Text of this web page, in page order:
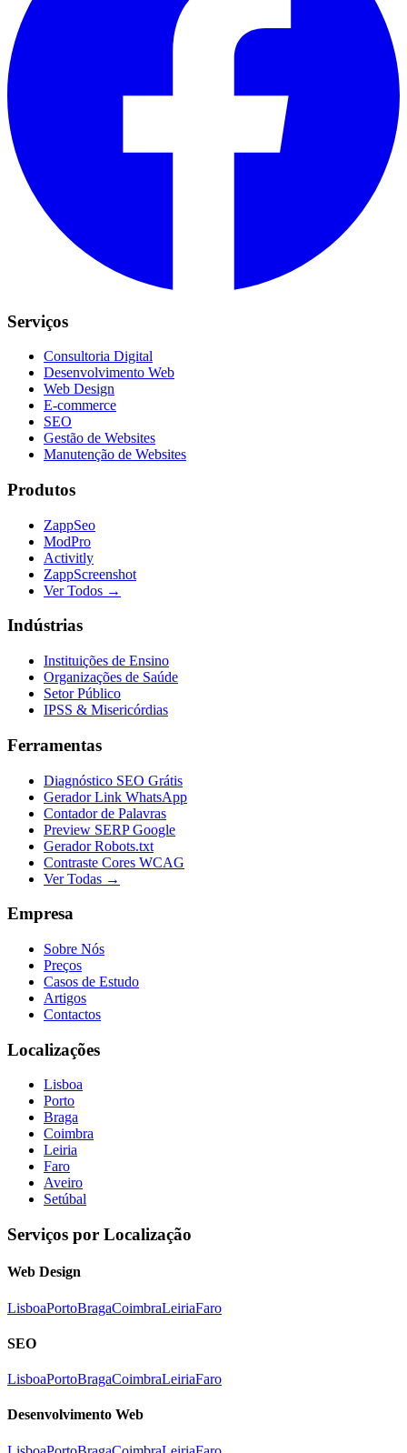
Serviços
Consultoria Digital
Desenvolvimento Web
Web Design
E-commerce
SEO
Gestão de Websites
Manutenção de Websites
Produtos
ZappSeo
ModPro
Activitly
ZappScreenshot
Ver Todos →
Indústrias
Instituições de Ensino
Organizações de Saúde
Setor Público
IPSS & Misericórdias
Ferramentas
Diagnóstico SEO Grátis
Gerador Link WhatsApp
Contador de Palavras
Preview SERP Google
Gerador Robots.txt
Contraste Cores WCAG
Ver Todas →
Empresa
Sobre Nós
Preços
Casos de Estudo
Artigos
Contactos
Localizações
Lisboa
Porto
Braga
Coimbra
Leiria
Faro
Aveiro
Setúbal
Serviços por Localização
Web Design
LisboaPortoBragaCoimbraLeiriaFaro
SEO
LisboaPortoBragaCoimbraLeiriaFaro
Desenvolvimento Web